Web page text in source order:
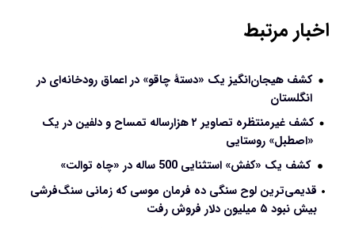
اخبار مرتبط
کشف هیجان‌انگیز یک «دستۀ چاقو» در اعماق رودخانه‌ای در
انگلستان
کشف غیرمنتظره تصاویر ۲ هزارساله تمساح و دلفین در یک
«اصطبل» روستایی
کشف یک «کفش» استثنایی 500 ساله در «چاه توالت»
قدیمی‌ترین لوح سنگی ده فرمان موسی که زمانی سنگ‌فرشی
بیش نبود ۵ میلیون دلار فروش رفت